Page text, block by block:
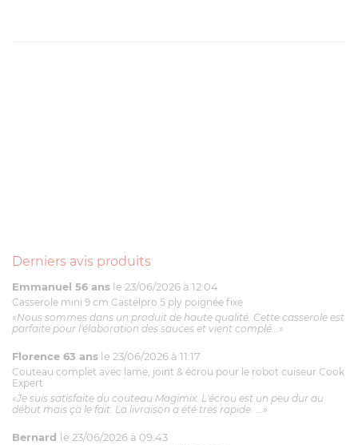
Derniers avis produits
Emmanuel 56 ans le 23/06/2026 à 12:04
Casserole mini 9 cm Castelpro 5 ply poignée fixe
«Nous sommes dans un produit de haute qualité. Cette casserole est
parfaite pour l'élaboration des sauces et vient complé...»
Florence 63 ans le 23/06/2026 à 11:17
Couteau complet avec lame, joint & écrou pour le robot cuiseur Cook
Expert
«Je suis satisfaite du couteau Magimix. L'écrou est un peu dur au
début mais ça le fait. La livraison a été très rapide. ...»
Bernard le 23/06/2026 à 09:43